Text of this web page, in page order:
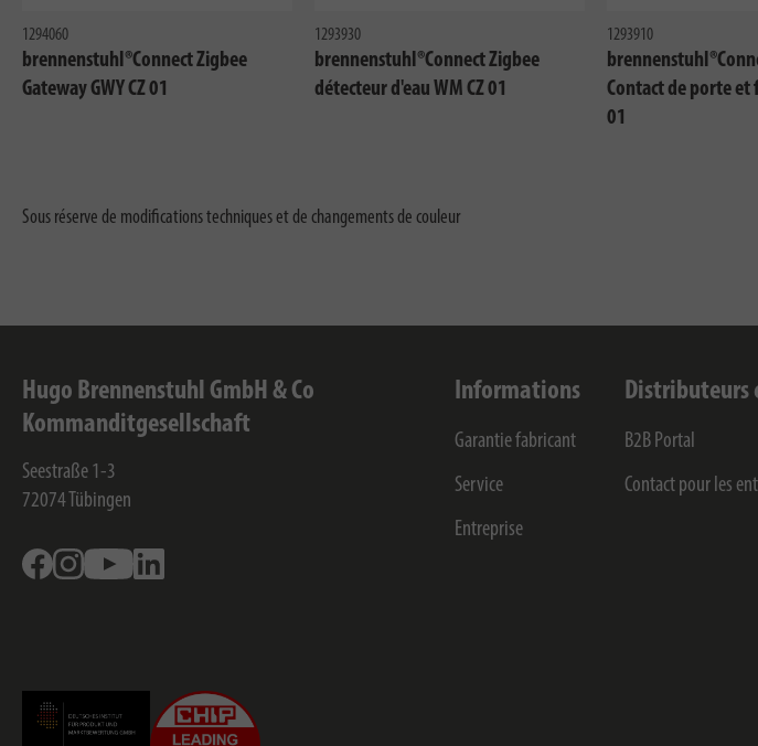
1294060
brennenstuhl®Connect Zigbee
Gateway GWY CZ 01
1293930
brennenstuhl®Connect Zigbee
détecteur d'eau WM CZ 01
1293910
Contact de porte et
01
Sous réserve de modifications techniques et de changements de couleur
Hugo Brennenstuhl GmbH & Co
Kommanditgesellschaft
Seestraße 1-3
72074 Tübingen
FacebookInstagramYoutube
Informations
Garantie fabricant
Service
Entreprise
Distributeurs
B2B Portal
Contact pour les